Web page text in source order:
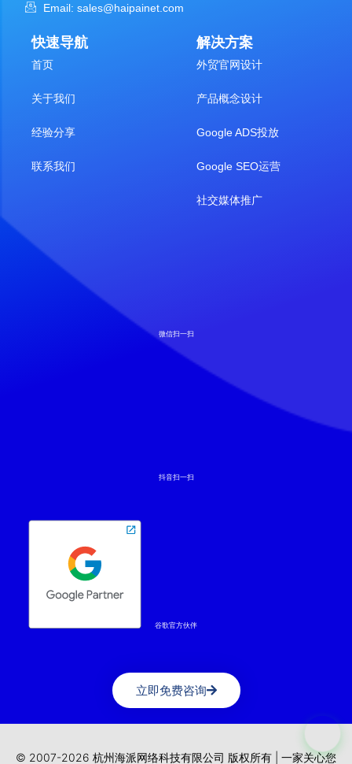
Email: sales@haipainet.com
解决方案
外贸官网设计
产品概念设计
Google ADS投放
Google SEO运营
社交媒体推广
快速导航
首页
关于我们
经验分享
联系我们
© 2007-2026 杭州海派网络科技有限公司 版权所有 | 一家关心您
是否获得效果的数字化营销公司 |
浙ICP备2022025829号-1